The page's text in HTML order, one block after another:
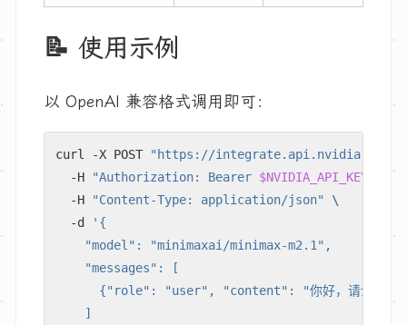
📝 使用示例
以 OpenAI 兼容格式调用即可：
curl -X POST
"https://integrate.api.nvidia.com/
  -H
"Authorization: Bearer $NVIDIA_API_KEY
  -H
"Content-Type: application/json"
  -d